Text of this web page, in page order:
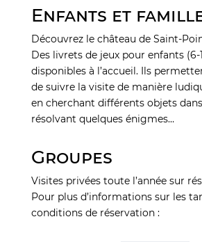
Enfants et
Découvrez le château de Saint-
Des livrets de jeux pour enfants (6-
disponibles à l’accueil. Ils
de suivre la visite de manière
en cherchant différents objets
résolvant quelques énigmes…
Groupes
Visites privées toute l’année sur
Pour plus d’informations sur les
conditions de réservation :